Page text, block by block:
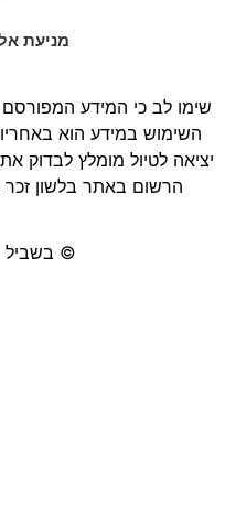
מניעת
שימו לב כי המידע
השימוש במידע הוא
יציאה לטיול מומלץ לבדוק
הרשום באתר בלשון זכר
© בשביל